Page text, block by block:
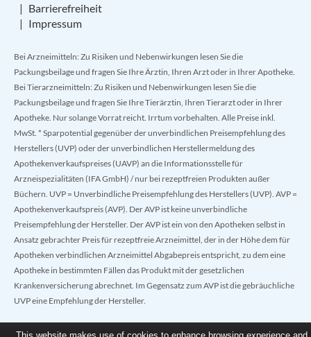
Barrierefreiheit
Impressum
Bei Arzneimitteln: Zu Risiken und Nebenwirkungen lesen Sie die
Packungsbeilage und fragen Sie Ihre Ärztin, Ihren Arzt oder in Ihrer Apotheke.
Bei Tierarzneimitteln: Zu Risiken und Nebenwirkungen lesen Sie die
Packungsbeilage und fragen Sie Ihre Tierärztin, Ihren Tierarzt oder in Ihrer
Apotheke. Nur solange Vorrat reicht. Irrtum vorbehalten. Alle Preise inkl.
MwSt. * Sparpotential gegenüber der unverbindlichen Preisempfehlung des
Herstellers (UVP) oder der unverbindlichen Herstellermeldung des
Apothekenverkaufspreises (UAVP) an die Informationsstelle für
Arzneispezialitäten (IFA GmbH) / nur bei rezeptfreien Produkten außer
Büchern. UVP = Unverbindliche Preisempfehlung des Herstellers (UVP). AVP =
Apothekenverkaufspreis (AVP). Der AVP ist keine unverbindliche
Preisempfehlung der Hersteller. Der AVP ist ein von den Apotheken selbst in
Ansatz gebrachter Preis für rezeptfreie Arzneimittel, der in der Höhe dem für
Apotheken verbindlichen Arzneimittel Abgabepreis entspricht, zu dem eine
Apotheke in bestimmten Fällen das Produkt mit der gesetzlichen
Krankenversicherung abrechnet. Im Gegensatz zum AVP ist die gebräuchliche
UVP eine Empfehlung der Hersteller.